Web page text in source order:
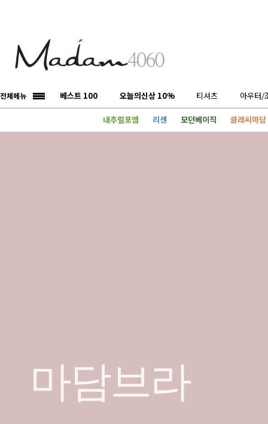
전체메뉴 베스트 100 오늘의신상 10% 티셔츠 아우터/
내추럴포엠 리센 모던베이직 클래씨마담
마담브라